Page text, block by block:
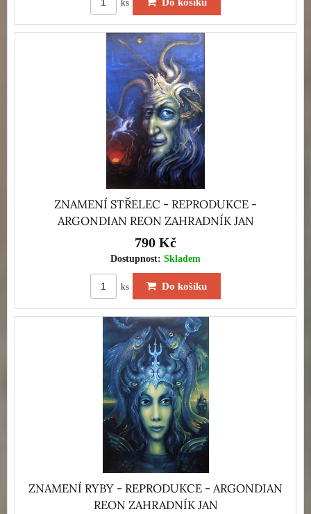
ks
ZNAMENÍ STŘELEC - REPRODUKCE -
ARGONDIAN REON ZAHRADNÍK JAN
790 Kč
Dostupnost: Skladem
ks Do košíku
ZNAMENÍ RYBY - REPRODUKCE - ARGONDIAN
REON ZAHRADNÍK JAN